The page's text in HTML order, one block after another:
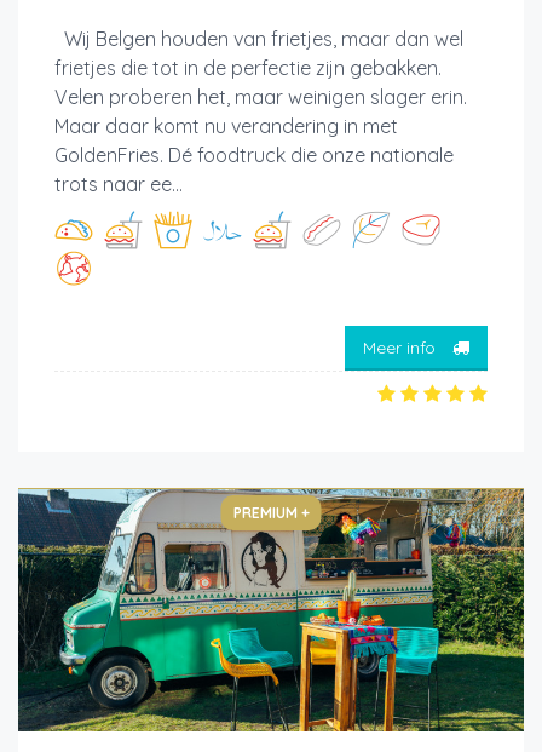
Wij Belgen houden van frietjes, maar dan wel
frietjes die tot in de perfectie zijn gebakken.
Velen proberen het, maar weinigen slager erin.
Maar daar komt nu verandering in met
GoldenFries. Dé foodtruck die onze nationale
trots naar ee...
Meer info
PREMIUM +